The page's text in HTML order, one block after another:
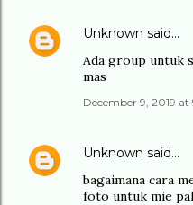
Unknown said…
Ada group untuk
mas
December 9, 2019 at
Unknown said…
bagaimana cara
foto untuk mie